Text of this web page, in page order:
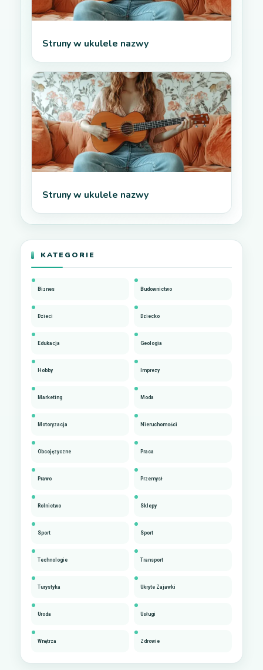
Struny w ukulele nazwy
Struny w ukulele nazwy
KATEGORIE
Biznes Budownictwo
Dzieci Dziecko
Edukacja Geologia
Hobby Imprezy
Marketing Moda
Motoryzacja Nieruchomości
Obcojęzyczne Praca
Prawo Przemysł
Rolnictwo Sklepy
Sport Sport
Technologie Transport
Turystyka Ukryte Zajawki
Uroda Usługi
Wnętrza Zdrowie